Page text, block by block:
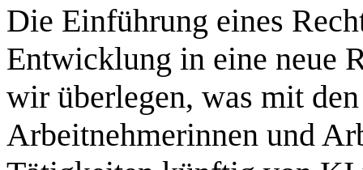
Die Einführung eines
Entwicklung in eine neue
wir überlegen, was mit
Arbeitnehmerinnen und